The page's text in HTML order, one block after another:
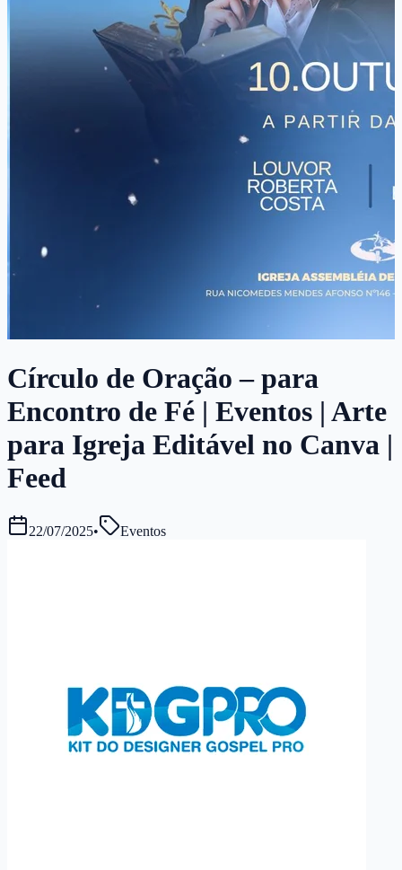
Círculo de Oração – para
Encontro de Fé | Eventos | Arte
para Igreja Editável no Canva |
Feed
22/07/2025• Eventos